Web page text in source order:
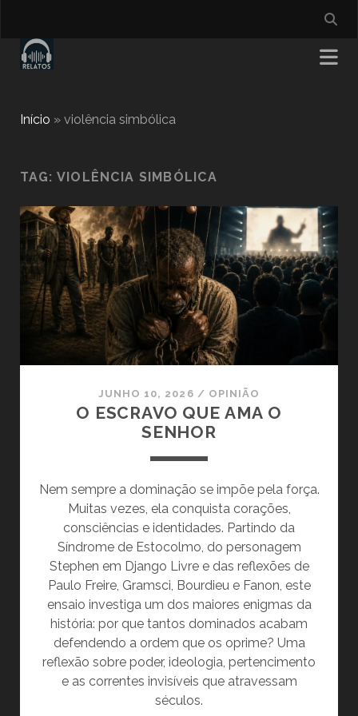
Início » violência simbólica
TAG: VIOLÊNCIA SIMBÓLICA
JUNHO 10, 2026 / OPINIÃO
O ESCRAVO QUE AMA O
SENHOR
Nem sempre a dominação se impõe pela força.
Muitas vezes, ela conquista corações,
consciências e identidades. Partindo da
Síndrome de Estocolmo, do personagem
Stephen em Django Livre e das reflexões de
Paulo Freire, Gramsci, Bourdieu e Fanon, este
ensaio investiga um dos maiores enigmas da
história: por que tantos dominados acabam
defendendo a ordem que os oprime? Uma
reflexão sobre poder, ideologia, pertencimento
e as correntes invisíveis que atravessam
séculos.